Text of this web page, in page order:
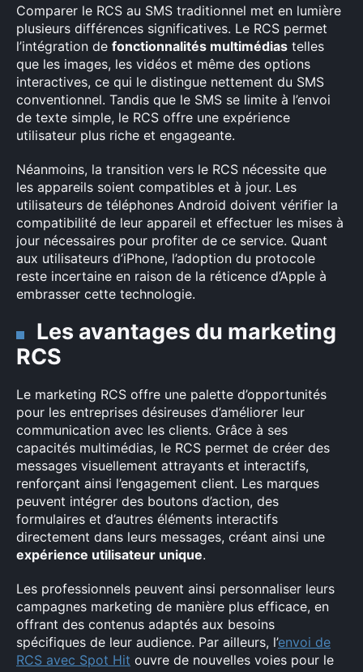
Comparer le RCS au SMS traditionnel met en lumière
plusieurs différences significatives. Le RCS permet
l’intégration de fonctionnalités multimédias telles
que les images, les vidéos et même des options
interactives, ce qui le distingue nettement du SMS
conventionnel. Tandis que le SMS se limite à l’envoi
de texte simple, le RCS offre une expérience
utilisateur plus riche et engageante.
Néanmoins, la transition vers le RCS nécessite que
les appareils soient compatibles et à jour. Les
utilisateurs de téléphones Android doivent vérifier la
compatibilité de leur appareil et effectuer les mises à
jour nécessaires pour profiter de ce service. Quant
aux utilisateurs d’iPhone, l’adoption du protocole
reste incertaine en raison de la réticence d’Apple à
embrasser cette technologie.
Les avantages du marketing
RCS
Le marketing RCS offre une palette d’opportunités
pour les entreprises désireuses d’améliorer leur
communication avec les clients. Grâce à ses
capacités multimédias, le RCS permet de créer des
messages visuellement attrayants et interactifs,
renforçant ainsi l’engagement client. Les marques
peuvent intégrer des boutons d’action, des
formulaires et d’autres éléments interactifs
directement dans leurs messages, créant ainsi une
expérience utilisateur unique.
Les professionnels peuvent ainsi personnaliser leurs
campagnes marketing de manière plus efficace, en
offrant des contenus adaptés aux besoins
spécifiques de leur audience. Par ailleurs, l’envoi de
RCS avec Spot Hit ouvre de nouvelles voies pour le